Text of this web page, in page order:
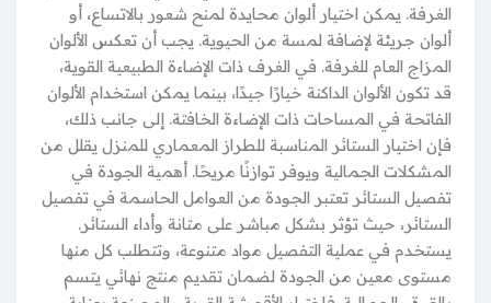
الغرفة. يمكن اختيار ألوان محايدة لمنح شعور بالاتساع، أو
ألوان جريئة لإضافة لمسة من الحيوية. يجب أن تعكس الألوان
المزاج العام للغرفة. في الغرف ذات الإضاءة الطبيعية القوية،
قد تكون الألوان الداكنة خيارًا جيدًا، بينما يمكن استخدام الألوان
الفاتحة في المساحات ذات الإضاءة الخافتة. إلى جانب ذلك،
فإن اختيار الستائر المناسبة للطراز المعماري للمنزل يقلل من
المشكلات الجمالية ويوفر توازنًا مريحًا. أهمية الجودة في
تفصيل الستائر تعتبر الجودة من العوامل الحاسمة في تفصيل
الستائر، حيث تؤثر بشكل مباشر على متانة وأداء الستائر.
يستخدم في عملية التفصيل مواد متنوعة، وتتطلب كل منها
مستوى معين من الجودة لضمان تقديم منتج نهائي يتسم